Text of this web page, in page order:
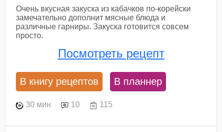
Очень вкусная закуска из кабачков по-корейски
замечательно дополнит мясные блюда и
различные гарниры. Закуска готовится совсем
просто.
Посмотреть рецепт
В книгу рецептов В планнер
30 мин 10 115